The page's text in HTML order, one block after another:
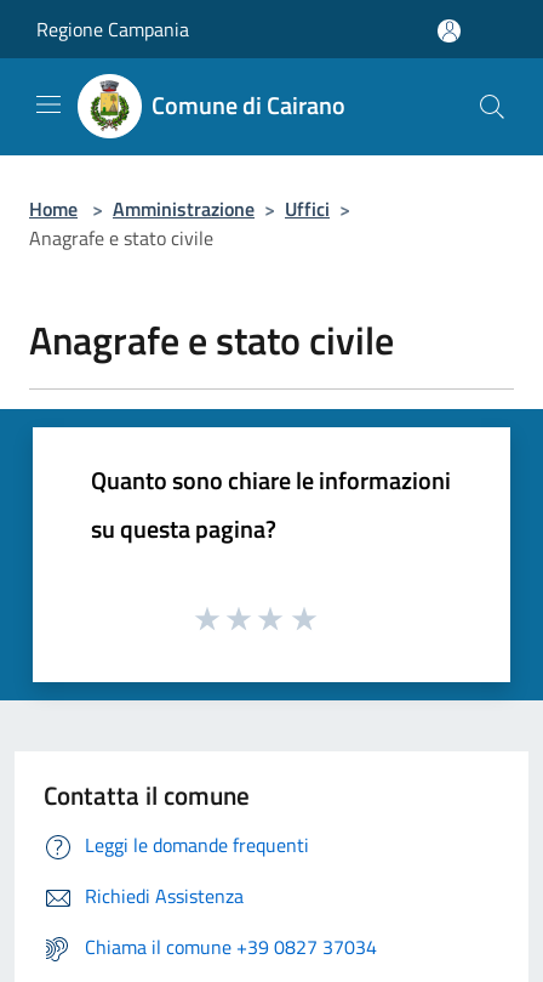
Regione Campania
Comune di Cairano
Home > Amministrazione > Uffici >
Anagrafe e stato civile
Anagrafe e stato civile
Quanto sono chiare le informazioni
su questa pagina?
Contatta il comune
Leggi le domande frequenti
Richiedi Assistenza
Chiama il comune +39 0827 37034